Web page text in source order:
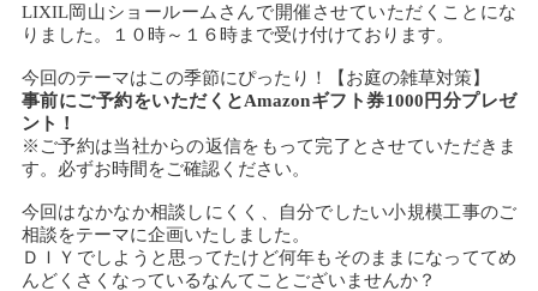
LIXIL岡山ショールームさんで開催させていただくことにな
りました。１０時～１６時まで受け付けております。
今回のテーマはこの季節にぴったり！【お庭の雑草対策】
事前にご予約をいただくとAmazonギフト券1000円分プレゼ
ント！
※ご予約は当社からの返信をもって完了とさせていただきま
す。必ずお時間をご確認ください。
今回はなかなか相談しにくく、自分でしたい小規模工事のご
相談をテーマに企画いたしました。
ＤＩＹでしようと思ってたけど何年もそのままになっててめ
んどくさくなっているなんてことございませんか？